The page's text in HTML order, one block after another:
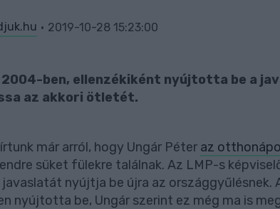
2019-10-28 15:23:00
ben, ellenzékiként nyújtotta be a
az akkori ötletét.
már arról, hogy Ungár Péter az
süket fülekre találnak. Az LMP-s
nyújtja be újra az
nyújtotta be, Ungár szerint ez még ma is